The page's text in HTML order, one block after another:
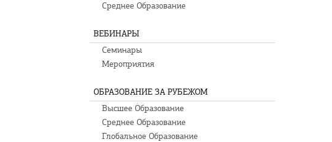
Среднее Образование
ВЕБИНАРЫ
Семинары
Мероприятия
ОБРАЗОВАНИЕ ЗА РУБЕЖОМ
Высшее Образование
Среднее Образование
Глобальное Образование